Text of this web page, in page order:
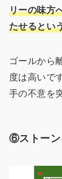
リーの味方
たせるとい
ゴールから
度は高いで
手の不意を
⑥ストーン